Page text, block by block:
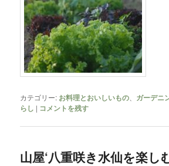
カテゴリー: お料理とおいしいもの、 ガーデニ
らし | コメントを残す
山屋‘八重咲き水仙を楽し